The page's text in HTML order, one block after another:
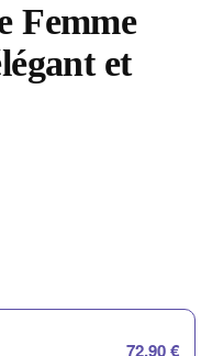
Femme
et
72,90 €